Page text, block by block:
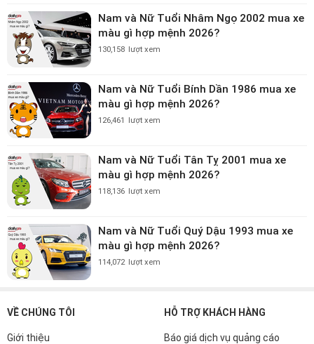
Nam và Nữ Tuổi Nhâm Ngọ 2002 mua xe
màu gì hợp mệnh 2026?
130,158 lượt xem
Nam và Nữ Tuổi Bính Dần 1986 mua xe
màu gì hợp mệnh 2026?
126,461 lượt xem
Nam và Nữ Tuổi Tân Tỵ 2001 mua xe
màu gì hợp mệnh 2026?
118,136 lượt xem
Nam và Nữ Tuổi Quý Dậu 1993 mua xe
màu gì hợp mệnh 2026?
114,072 lượt xem
VỀ CHÚNG TÔI
Giới thiệu
HỖ TRỢ KHÁCH HÀNG
Báo giá dịch vụ quảng cáo